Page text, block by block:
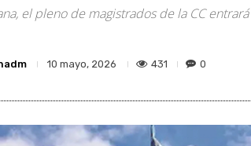
el pleno de magistrados de la CC
10 mayo, 2026 431 0